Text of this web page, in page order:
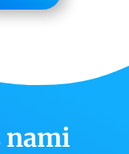
nami